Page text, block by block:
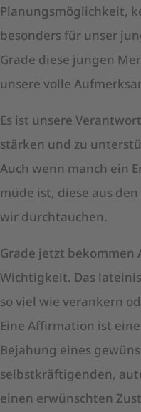
Planungsmöglichkeit,
besonders für unser
Grade diese jungen
unsere volle
Es ist unsere
stärken und zu
Auch wenn manch ein
müde ist, diese aus
wir durchtauchen.
Grade jetzt
Wichtigkeit. Das
so viel wie verankern
Eine Affirmation ist
Bejahung eines
selbstkräftigenden,
einen erwünschten